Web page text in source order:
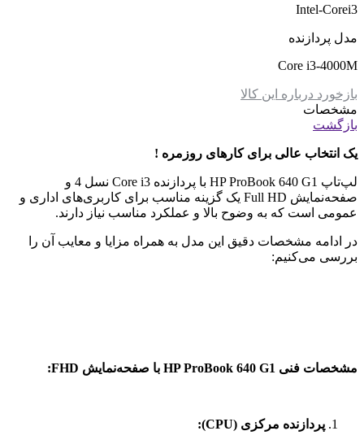
Intel-Corei3
مدل پردازنده
Core i3-4000M
بازخورد درباره این کالا
مشخصات
بازگشت
یک انتخاب عالی برای کارهای روزمره !
لپ‌تاپ HP ProBook 640 G1 با پردازنده Core i3 نسل 4 و
صفحه‌نمایش Full HD یک گزینه مناسب برای کاربری‌های اداری و
عمومی است که به وضوح بالا و عملکرد مناسب نیاز دارند.
در ادامه مشخصات دقیق این مدل به همراه مزایا و معایب آن را
بررسی می‌کنیم:
مشخصات فنی با صفحه‌نمایش
پردازنده مرکزی (CPU):